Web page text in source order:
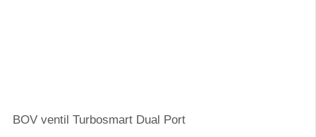
BOV ventil Turbosmart Dual Port